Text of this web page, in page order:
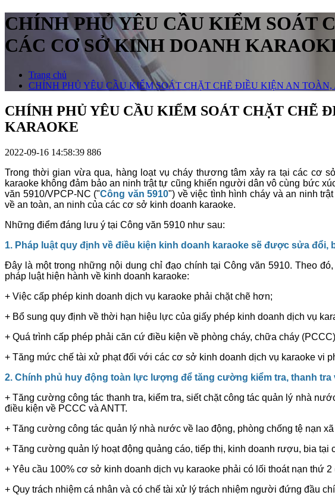
CHÍNH PHỦ YÊU CẦU KIỂM SOÁT
CÁC CƠ SỞ KINH DOANH
Trang chủ
CHÍNH PHỦ YÊU CẦU KIỂM SOÁT CHẶT CHẼ ĐIỀU KIỆN AN
CHÍNH PHỦ YÊU CẦU KIỂM SOÁT CHẶT CHẼ
KARAOKE
2022-09-16 14:58:39 886
Trong thời gian vừa qua, hàng loạt vụ cháy thương tâm xảy ra tại các cơ
karaoke không đảm bảo an ninh trật tự cũng khiến người dân vô cùng bức
văn 5910/VPCP-NC ("Công văn 5910") về việc tình hình cháy và an ninh
về an toàn, an ninh của các cơ sở kinh doanh karaoke.
Những điểm đáng lưu ý tại Công văn 5910 như sau:
1. Pháp luật quy định về điều kiện kinh doanh karaoke sẽ được sửa đổi,
Đây là một trong những nội dung chỉ đạo chính tại Công văn 5910. Theo
pháp luật hiện hành về kinh doanh karaoke:
+ Việc cấp phép kinh doanh dịch vụ karaoke phải chặt chẽ hơn;
+ Bổ sung quy định về thời hạn hiệu lực của giấy phép kinh doanh dịch vụ
+ Quá trình cấp phép phải căn cứ điều kiện về phòng cháy, chữa cháy
+ Tăng mức chế tài xử phạt đối với các cơ sở kinh doanh dịch vụ karaoke vi
2. Chính phủ huy động toàn lực lượng để tăng cường kiểm tra, thanh tra
+ Tăng cường công tác thanh tra, kiểm tra, siết chặt công tác quản lý nhà
điều kiện về PCCC và ANTT.
+ Tăng cường công tác quản lý nhà nước về lao động, phòng chống tệ nạn
+ Tăng cường quản lý hoạt động quảng cáo, tiếp thị, kinh doanh rượu, bia tại
+ Yêu cầu 100% cơ sở kinh doanh dịch vụ karaoke phải có lối thoát nạn thứ
+ Quy trách nhiệm cá nhân và có chế tài xử lý trách nhiệm người đứng đầu